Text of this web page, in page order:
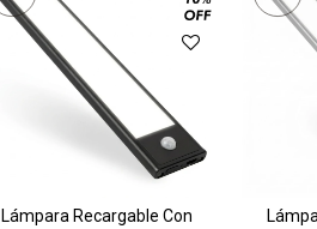
Lámpara Recargable Con